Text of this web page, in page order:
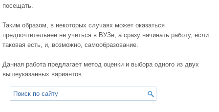
посещать.
Таким образом, в некоторых случаях может оказаться
предпочтительнее не учиться в ВУЗе, а сразу начинать работу, если
таковая есть, и, возможно, самообразование.
Данная работа предлагает метод оценки и выбора одного из двух
вышеуказанных вариантов.